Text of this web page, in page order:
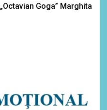
„Octavian Goga” Marghita